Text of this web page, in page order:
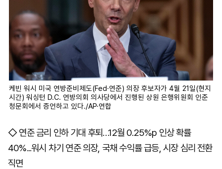
케빈 워시 미국 연방준비제도(Fed·연준) 의장 후보자가 4월 21일(현지
시간) 워싱턴 D.C. 연방의회 의사당에서 진행된 상원 은행위원회 인준
청문회에서 증언하고 있다./AP·연합
◇ 연준 금리 인하 기대 후퇴…12월 0.25%p 인상 확률
40%...워시 차기 연준 의장, 국채 수익률 급등, 시장 심리 전환
직면